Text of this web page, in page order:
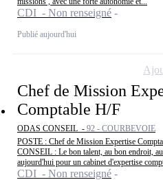
CDI - Non renseigné
Publié aujourd'hui
Chef de Mission
Comptable H/F
ODAS CONSEIL - 92 - COURBEVOIE
POSTE : Chef de Mission Expertise
CONSEIL : Le bon talent, au bon endroit,
aujourd'hui pour un cabinet d'expertise
CDI - Non renseigné